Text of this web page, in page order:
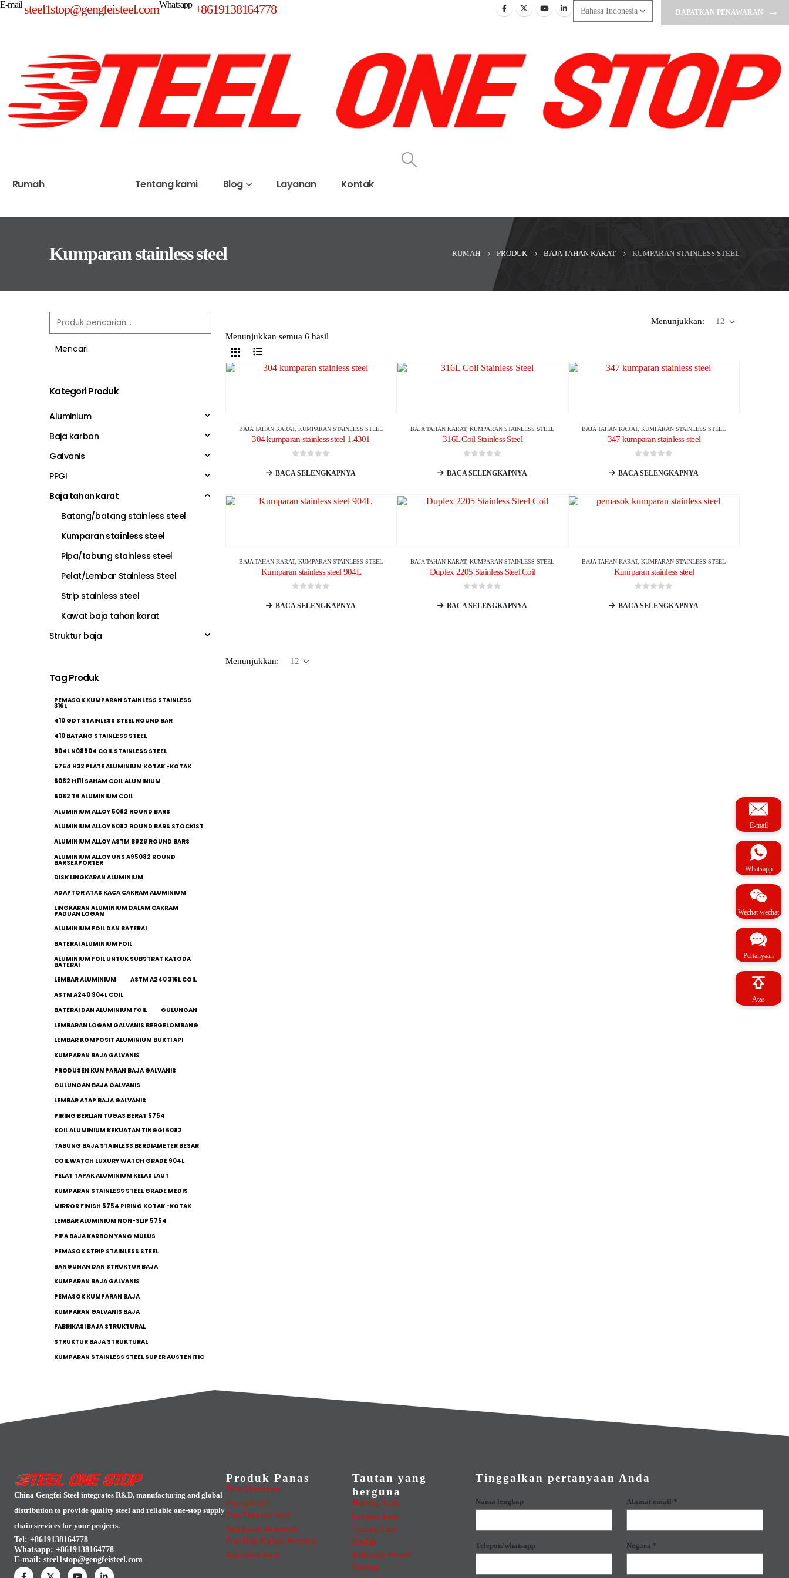
E-mail steel1stop@gengfeisteel.comWhatsapp +8619138164778 DAPATKAN PENAWARAN
Rumah Tentang kami Blog Layanan Kontak
Kumparan stainless steel RUMAH PRODUK BAJA TAHAN KARAT KUMPARAN STAINLESS STEEL
Menunjukkan:
Menunjukkan semua 6 hasil
BAJA TAHAN KARAT,KUMPARAN STAINLESS STEEL
304 kumparan stainless steel 1.4301
BACA SELENGKAPNYA
BAJA TAHAN KARAT,KUMPARAN STAINLESS STEEL
316L Coil Stainless Steel
BACA SELENGKAPNYA
BAJA TAHAN KARAT,KUMPARAN STAINLESS STEEL
347 kumparan stainless steel
BACA SELENGKAPNYA
BAJA TAHAN KARAT,KUMPARAN STAINLESS STEEL
Kumparan stainless steel 904L
BACA SELENGKAPNYA
BAJA TAHAN KARAT,KUMPARAN STAINLESS STEEL
Duplex 2205 Stainless Steel Coil
BACA SELENGKAPNYA
BAJA TAHAN KARAT,KUMPARAN STAINLESS STEEL
Kumparan stainless steel
BACA SELENGKAPNYA
Menunjukkan:
Mencari
Kategori Produk
Aluminium
Baja karbon
Galvanis
PPGI
Baja tahan karat
Batang/batang stainless steel
Kumparan stainless steel
Pipa/tabung stainless steel
Pelat/Lembar Stainless Steel
Strip stainless steel
Kawat baja tahan karat
Struktur baja
Tag Produk
PEMASOK KUMPARAN STAINLESS STAINLESS
316L
410 GDT STAINLESS STEEL ROUND BAR
410 BATANG STAINLESS STEEL
904L N08904 COIL STAINLESS STEEL
5754 H32 PLATE ALUMINIUM KOTAK -KOTAK
6082 H111 SAHAM COIL ALUMINIUM
6082 T6 ALUMINIUM COIL
ALUMINIUM ALLOY 5082 ROUND BARS
ALUMINIUM ALLOY 5082 ROUND BARS STOCKIST
ALUMINIUM ALLOY ASTM B928 ROUND BARS
ALUMINIUM ALLOY UNS A95082 ROUND
BARSEXPORTER
DISK LINGKARAN ALUMINIUM
ADAPTOR ATAS KACA CAKRAM ALUMINIUM
LINGKARAN ALUMINIUM DALAM CAKRAM
PADUAN LOGAM
ALUMINIUM FOIL DAN BATERAI
BATERAI ALUMINIUM FOIL
ALUMINIUM FOIL UNTUK SUBSTRAT KATODA
BATERAI
LEMBAR ALUMINIUM
ASTM A240 316L COIL
ASTM A240 904L COIL
BATERAI DAN ALUMINIUM FOIL
GULUNGAN
LEMBARAN LOGAM GALVANIS BERGELOMBANG
LEMBAR KOMPOSIT ALUMINIUM BUKTI API
KUMPARAN BAJA GALVANIS
PRODUSEN KUMPARAN BAJA GALVANIS
GULUNGAN BAJA GALVANIS
LEMBAR ATAP BAJA GALVANIS
PIRING BERLIAN TUGAS BERAT 5754
KOIL ALUMINIUM KEKUATAN TINGGI 6082
TABUNG BAJA STAINLESS BERDIAMETER BESAR
COIL WATCH LUXURY WATCH GRADE 904L
PELAT TAPAK ALUMINIUM KELAS LAUT
KUMPARAN STAINLESS STEEL GRADE MEDIS
MIRROR FINISH 5754 PIRING KOTAK -KOTAK
LEMBAR ALUMINIUM NON-SLIP 5754
PIPA BAJA KARBON YANG MULUS
PEMASOK STRIP STAINLESS STEEL
BANGUNAN DAN STRUKTUR BAJA
KUMPARAN BAJA GALVANIS
PEMASOK KUMPARAN BAJA
KUMPARAN GALVANIS BAJA
FABRIKASI BAJA STRUKTURAL
STRUKTUR BAJA STRUKTURAL
KUMPARAN STAINLESS STEEL SUPER AUSTENITIC
E-mail
Whatsapp
Wechat wechat
Pertanyaan
Atas
China Gengfei Steel integrates R&D, manufacturing and global
distribution to provide quality steel and reliable one-stop supply
chain services for your projects.
Tel: +8619138164778
Whatsapp: +8619138164778
E-mail: steel1stop@gengfeisteel.com
Produk Panas
Pelat aluminium
Pipa galvanis
Pipa Stainless Steel
Kumparan aluminium
Pipa Baja Karbon Seamless
Baja tahan karat
Tautan yang
berguna
Hubungi kami
Layanan kami
Tentang kami
Produk
Kebijakan Privasi
Sitemap
Tinggalkan pertanyaan Anda
Nama lengkap Alamat email *
Telepon/whatsapp Negara *